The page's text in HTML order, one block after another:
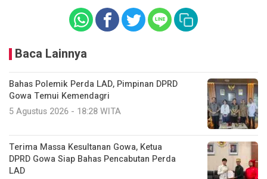
Baca Lainnya
Bahas Polemik Perda LAD, Pimpinan DPRD
Gowa Temui Kemendagri
5 Agustus 2026 - 18:28 WITA
Terima Massa Kesultanan Gowa, Ketua
DPRD Gowa Siap Bahas Pencabutan Perda
LAD